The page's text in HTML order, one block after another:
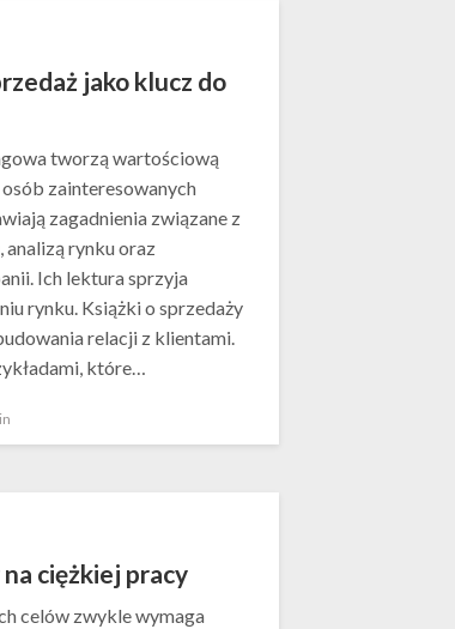
jako klucz do
tworzą wartościową
zainteresowanych
zagadnienia związane z
rynku oraz
Ich lektura sprzyja
rynku. Książki o sprzedaży
relacji z klientami.
które…
ciężkiej pracy
celów zwykle wymaga